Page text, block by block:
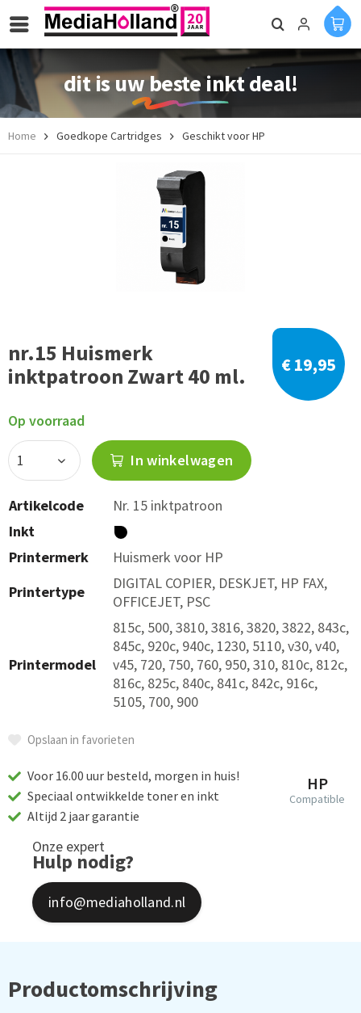
dit is uw beste inkt deal!
Home Goedkope Cartridges Geschikt voor HP
nr.15 Huismerk
inktpatroon Zwart 40 ml.
€ 19,95
Op voorraad
In winkelwagen
Artikelcode
Nr. 15 inktpatroon
Inkt
Printermerk
Huismerk voor HP
Printertype
DIGITAL COPIER, DESKJET, HP FAX,
OFFICEJET, PSC
Printermodel
815c, 500, 3810, 3816, 3820, 3822, 843c,
845c, 920c, 940c, 1230, 5110, v30, v40,
v45, 720, 750, 760, 950, 310, 810c, 812c,
816c, 825c, 840c, 841c, 842c, 916c,
5105, 700, 900
Opslaan in favorieten
HP
Compatible
Voor 16.00 uur besteld, morgen in huis!
Speciaal ontwikkelde toner en inkt
Altijd 2 jaar garantie
Onze expert
Hulp nodig?
info@mediaholland.nl
Productomschrijving